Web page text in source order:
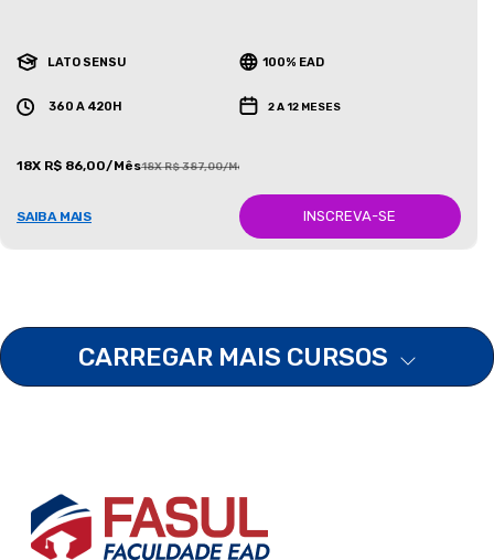
LATO SENSU 100% EAD
360 A 420H 2 A 12 MESES
18X R$ 86,00/Mês18X R$ 387,00/Mês
SAIBA MAIS INSCREVA-SE
CARREGAR MAIS CURSOS